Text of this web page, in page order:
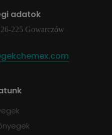
adatok
225 Gowarczów